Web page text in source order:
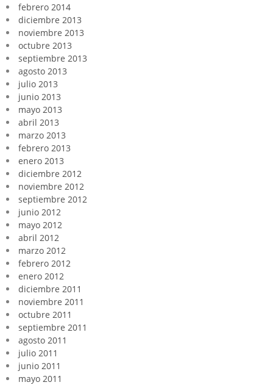
febrero 2014
diciembre 2013
noviembre 2013
octubre 2013
septiembre 2013
agosto 2013
julio 2013
junio 2013
mayo 2013
abril 2013
marzo 2013
febrero 2013
enero 2013
diciembre 2012
noviembre 2012
septiembre 2012
junio 2012
mayo 2012
abril 2012
marzo 2012
febrero 2012
enero 2012
diciembre 2011
noviembre 2011
octubre 2011
septiembre 2011
agosto 2011
julio 2011
junio 2011
mayo 2011